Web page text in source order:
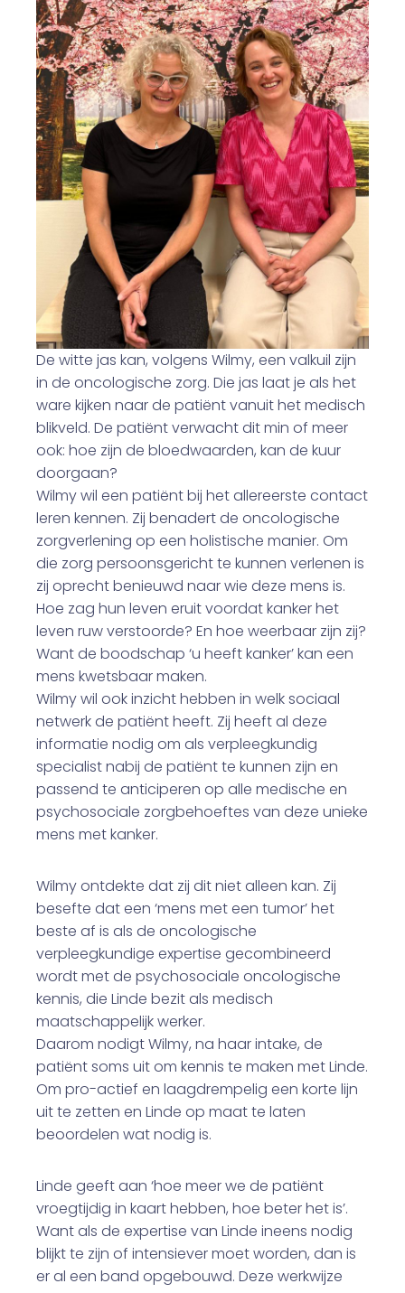
De witte jas kan, volgens Wilmy, een valkuil zijn
in de oncologische zorg. Die jas laat je als het
ware kijken naar de patiënt vanuit het medisch
blikveld. De patiënt verwacht dit min of meer
ook: hoe zijn de bloedwaarden, kan de kuur
doorgaan?
Wilmy wil een patiënt bij het allereerste contact
leren kennen. Zij benadert de oncologische
zorgverlening op een holistische manier. Om
die zorg persoonsgericht te kunnen verlenen is
zij oprecht benieuwd naar wie deze mens is.
Hoe zag hun leven eruit voordat kanker het
leven ruw verstoorde? En hoe weerbaar zijn zij?
Want de boodschap ‘u heeft kanker’ kan een
mens kwetsbaar maken.
Wilmy wil ook inzicht hebben in welk sociaal
netwerk de patiënt heeft. Zij heeft al deze
informatie nodig om als verpleegkundig
specialist nabij de patiënt te kunnen zijn en
passend te anticiperen op alle medische en
psychosociale zorgbehoeftes van deze unieke
mens met kanker.
Wilmy ontdekte dat zij dit niet alleen kan. Zij
besefte dat een ‘mens met een tumor’ het
beste af is als de oncologische
verpleegkundige expertise gecombineerd
wordt met de psychosociale oncologische
kennis, die Linde bezit als medisch
maatschappelijk werker.
Daarom nodigt Wilmy, na haar intake, de
patiënt soms uit om kennis te maken met Linde.
Om pro-actief en laagdrempelig een korte lijn
uit te zetten en Linde op maat te laten
beoordelen wat nodig is.
Linde geeft aan ‘hoe meer we de patiënt
vroegtijdig in kaart hebben, hoe beter het is’.
Want als de expertise van Linde ineens nodig
blijkt te zijn of intensiever moet worden, dan is
er al een band opgebouwd. Deze werkwijze